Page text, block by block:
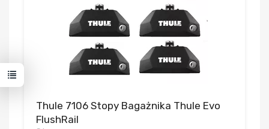
Thule 7106 Stopy Bagażnika Thule Evo
FlushRail